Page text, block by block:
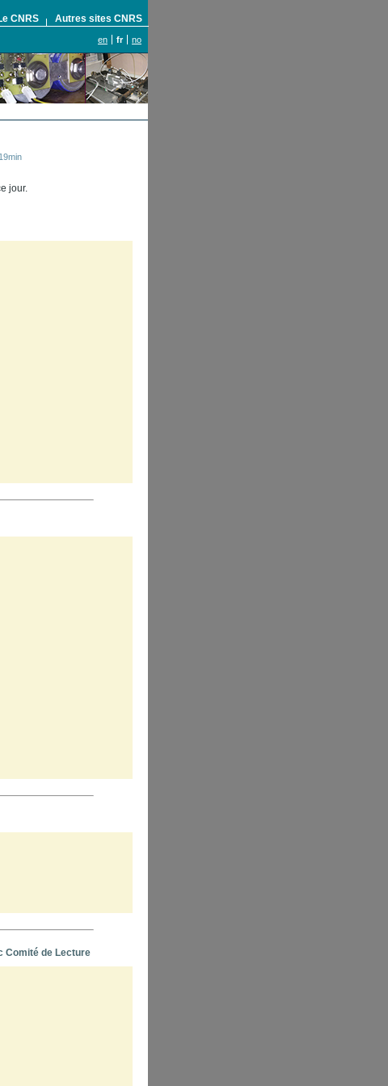
CNRS Autres sites CNRS
en fr no
jour.
Comité de Lecture